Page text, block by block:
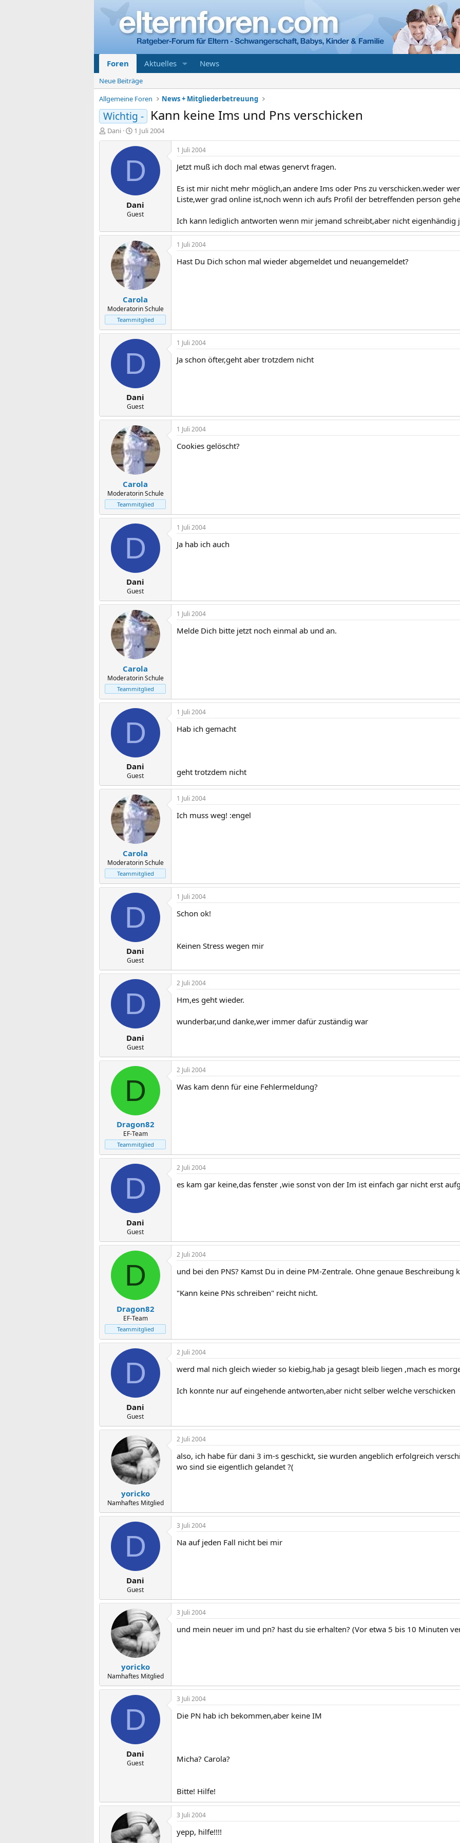
Foren Aktuelles News
Neue Beiträge
Allgemeine Foren
News + Mitgliederbetreuung
Wichtig - Kann keine Ims und Pns verschicken
E
r
Dani
E
r
s
l
t
a
m
1 Juli 2004
D
Dani
Guest
1 Juli 2004
Jetzt muß ich doch mal etwas genervt fragen.
Es ist mir nicht mehr möglich,an andere Ims oder Pns zu verschicken.weder
Liste,wer grad online ist,noch wenn ich aufs Profil der betreffenden person
Ich kann lediglich antworten wenn mir jemand schreibt,aber nicht eigenhändig
Carola
Moderatorin Schule
Teammitglied
1 Juli 2004
Hast Du Dich schon mal wieder abgemeldet und neuangemeldet?
D
Dani
Guest
1 Juli 2004
Ja schon öfter,geht aber trotzdem nicht
Carola
Moderatorin Schule
Teammitglied
1 Juli 2004
Cookies gelöscht?
D
Dani
Guest
1 Juli 2004
Ja hab ich auch
Carola
Moderatorin Schule
Teammitglied
1 Juli 2004
Melde Dich bitte jetzt noch einmal ab und an.
D
Dani
Guest
1 Juli 2004
Hab ich gemacht
geht trotzdem nicht
Carola
Moderatorin Schule
Teammitglied
1 Juli 2004
Ich muss weg! :engel
D
Dani
Guest
1 Juli 2004
Schon ok!
Keinen Stress wegen mir
D
Dani
Guest
2 Juli 2004
Hm,es geht wieder.
wunderbar,und danke,wer immer dafür zuständig war
D
Dragon82
EF-Team
Teammitglied
2 Juli 2004
Was kam denn für eine Fehlermeldung?
D
Dani
Guest
2 Juli 2004
es kam gar keine,das fenster ,wie sonst von der Im ist einfach gar nicht erst
D
Dragon82
EF-Team
Teammitglied
2 Juli 2004
und bei den PNS? Kamst Du in deine PM-Zentrale. Ohne genaue Beschreibung
"Kann keine PNs schreiben" reicht nicht.
D
Dani
Guest
2 Juli 2004
werd mal nich gleich wieder so kiebig,hab ja gesagt bleib liegen ,mach es
Ich konnte nur auf eingehende antworten,aber nicht selber welche verschicken
yoricko
Namhaftes Mitglied
2 Juli 2004
also, ich habe für dani 3 im-s geschickt, sie wurden angeblich erfolgreich
wo sind sie eigentlich gelandet ?(
D
Dani
Guest
3 Juli 2004
Na auf jeden Fall nicht bei mir
yoricko
Namhaftes Mitglied
3 Juli 2004
und mein neuer im und pn? hast du sie erhalten? (Vor etwa 5 bis 10 Minuten
D
Dani
Guest
3 Juli 2004
Die PN hab ich bekommen,aber keine IM
Micha? Carola?
Bitte! Hilfe!
3 Juli 2004
yepp, hilfe!!!!